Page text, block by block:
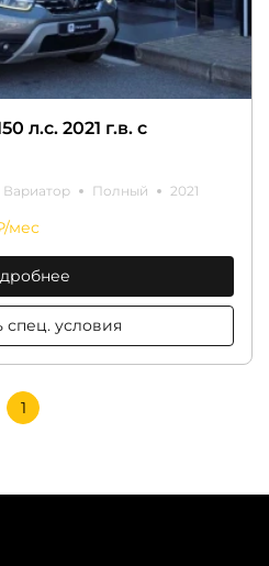
л.с. 2021 г.в. с
Вариатор Полный 2021
мес
Получить спец. условия
1